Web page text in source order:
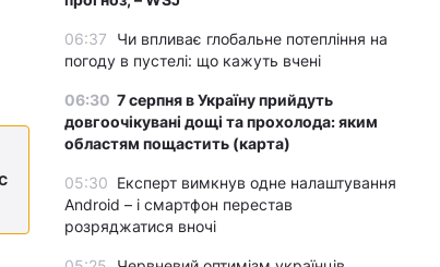
06:37
Чи впливає глобальне потепління на
погоду в пустелі: що кажуть вчені
06:30 7 серпня в Україну прийдуть
довгоочікувані дощі та прохолода: яким
областям пощастить (карта)
05:30 Експерт вимкнув одне налаштування
Android – і смартфон перестав
розряджатися вночі